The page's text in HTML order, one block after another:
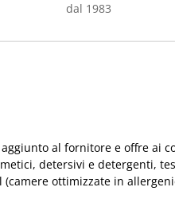
dal 1983
al fornitore e offre ai
detersivi e detergenti,
ottimizzate in